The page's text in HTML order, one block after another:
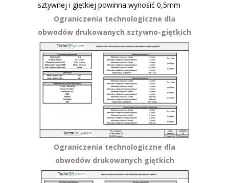
sztywnej i giętkiej powinna wynosić 0,5mm
Ograniczenia technologiczne dla
obwodów drukowanych sztywno-giętkich
Ograniczenia technologiczne dla
obwodów drukowanych giętkich